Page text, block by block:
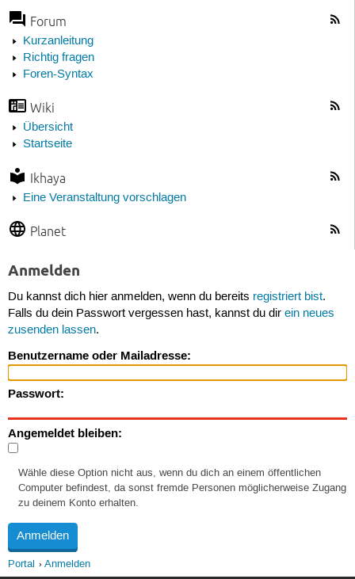
Forum
Kurzanleitung
Richtig fragen
Foren-Syntax
Wiki
Übersicht
Startseite
Ikhaya
Eine Veranstaltung vorschlagen
Planet
Anmelden
Du kannst dich hier anmelden, wenn du bereits registriert bist.
Falls du dein Passwort vergessen hast, kannst du dir ein neues
zusenden lassen.
Benutzername oder Mailadresse:
Passwort:
Angemeldet bleiben:
Wähle diese Option nicht aus, wenn du dich an einem öffentlichen
Computer befindest, da sonst fremde Personen möglicherweise Zugang
zu deinem Konto erhalten.
Portal Anmelden